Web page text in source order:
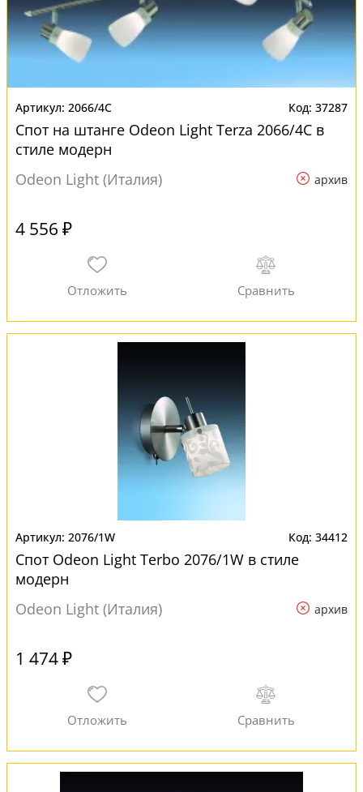
2066/4C 37287
Спот на штанге Odeon Light Terza 2066/4C в
стиле модерн
Odeon Light (Италия)
архив
4 556 ₽
2076/1W 34412
Спот Odeon Light Terbo 2076/1W в стиле
модерн
Odeon Light (Италия)
архив
1 474 ₽